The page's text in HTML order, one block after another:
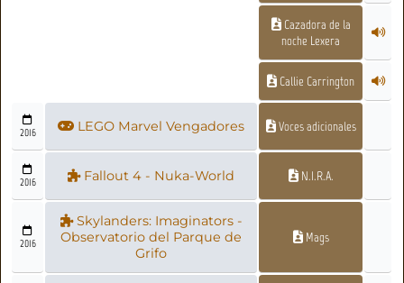
Cazadora de la
noche Lexera
Callie Carrington
2016 LEGO Marvel Vengadores Voces adicionales
2016 Fallout 4 - Nuka-World N.I.R.A.
2016
Skylanders: Imaginators -
Observatorio del Parque de
Grifo
Mags